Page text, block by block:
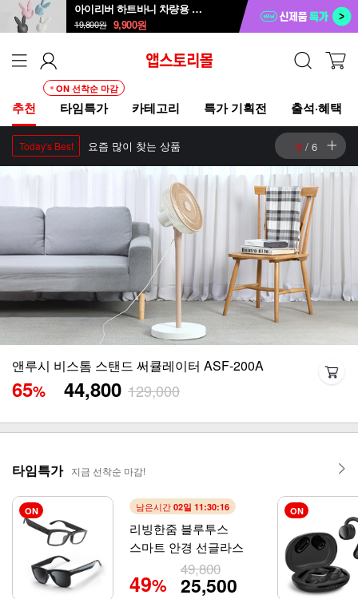
아이리버 하트바니 차량용 방향제 ICD-B1
19,800원 9,900원
추천
ON 선착순 마감
타임특가 카테고리 특가 기획전 출석·혜택
New Arrivals 따끈따끈한 신상품 6 / 6
아이랩 윈드블라스터 에어건+청소기 iLAB-WBT
33% 79,800 119,000
타임특가 지금 선착순 마감!
ON 남은시간 02일 11:30:13
리빙한줌 블루투스
스마트 안경 선글라스
49%
49,800
25,500
ON